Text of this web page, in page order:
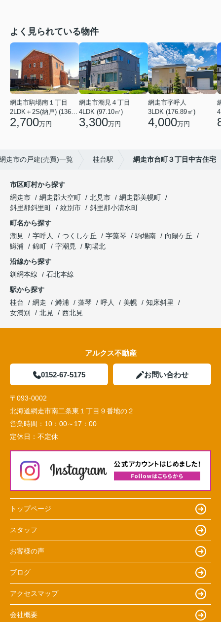
よく見られている物件
網走市駒場南１丁目
2LDK＋2S(納戸) (136.46㎡)
2,700万円
網走市潮見４丁目
4LDK (97.10㎡)
3,300万円
網走市字呼人
3LDK (176.89㎡)
4,000万円
走市の戸建(売買)一覧 桂台駅 網走市台町３丁目中古住宅
市区町村から探す
網走市
網走郡大空町 北見市
網走郡美幌町
斜里郡斜里町
紋別市
斜里郡小清水町
町名から探す
潮見
字呼人 つくしケ丘 字藻琴 駒場南
向陽ケ丘
鱒浦
錦町 字潮見
駒場北
沿線から探す
釧網本線
石北本線
駅から探す
桂台
網走 鱒浦 藻琴 呼人 美幌
知床斜里
女満別
北見 西北見
アルクス不動産
0152-67-5175 お問い合わせ
〒093-0002
北海道網走市南二条東１丁目９番地の２
営業時間： 10：00～17：00
定休日： 不定休
トップページ
スタッフ
お客様の声
ブログ
アクセスマップ
会社概要